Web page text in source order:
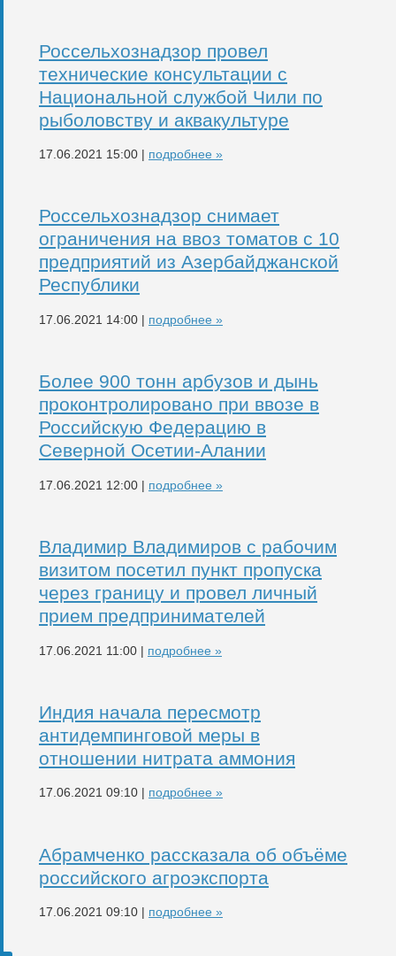
Россельхознадзор провел
технические консультации с
Национальной службой Чили по
рыболовству и аквакультуре
17.06.2021 15:00 | подробнее »
Россельхознадзор снимает
ограничения на ввоз томатов с 10
предприятий из Азербайджанской
Республики
17.06.2021 14:00 | подробнее »
Более 900 тонн арбузов и дынь
проконтролировано при ввозе в
Российскую Федерацию в
Северной Осетии-Алании
17.06.2021 12:00 | подробнее »
Владимир Владимиров с рабочим
визитом посетил пункт пропуска
через границу и провел личный
прием предпринимателей
17.06.2021 11:00 | подробнее »
Индия начала пересмотр
антидемпинговой меры в
отношении нитрата аммония
17.06.2021 09:10 | подробнее »
Абрамченко рассказала об объёме
российского агроэкспорта
17.06.2021 09:10 | подробнее »